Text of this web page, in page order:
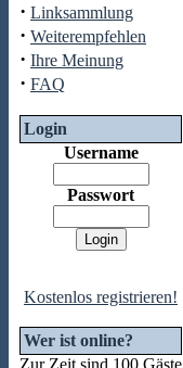
· Linksammlung
· Weiterempfehlen
· Ihre Meinung
· FAQ
Login
Username
Passwort
Kostenlos registrieren!
Wer ist online?
Zur Zeit sind 100 Gäste